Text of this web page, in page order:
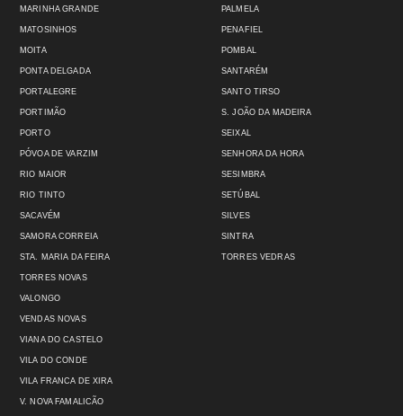
MARINHA GRANDE
MATOSINHOS
MOITA
PALMELA
PENAFIEL
POMBAL
PONTA DELGADA
PORTALEGRE
PORTIMÃO
PORTO
PÓVOA DE VARZIM
RIO MAIOR
RIO TINTO
SACAVÉM
SAMORA CORREIA
STA. MARIA DA FEIRA
SANTARÉM
SANTO TIRSO
S. JOÃO DA MADEIRA
SEIXAL
SENHORA DA HORA
SESIMBRA
SETÚBAL
SILVES
SINTRA
TORRES VEDRAS
TORRES NOVAS
VALONGO
VENDAS NOVAS
VIANA DO CASTELO
VILA DO CONDE
VILA FRANCA DE XIRA
V. NOVA FAMALICÃO